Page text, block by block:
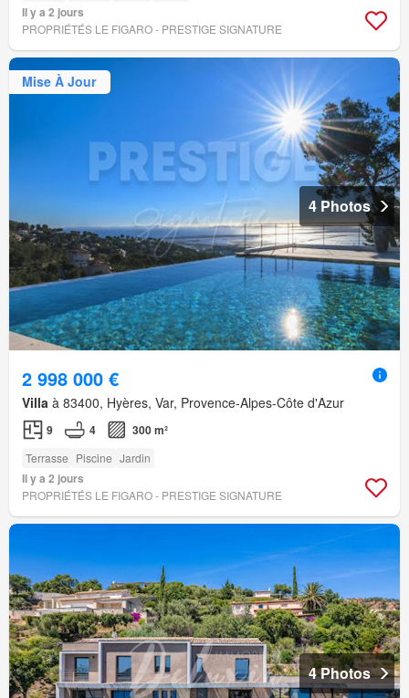
Il y a 2 jours
PROPRIÉTÉS LE FIGARO - PRESTIGE SIGNATURE
Mise À Jour
4 Photos
2 998 000 €
Villa à 83400, Hyères, Var, Provence-Alpes-Côte d'Azur
9 4 300 m²
Terrasse Piscine Jardin
Il y a 2 jours
PROPRIÉTÉS LE FIGARO - PRESTIGE SIGNATURE
4 Photos